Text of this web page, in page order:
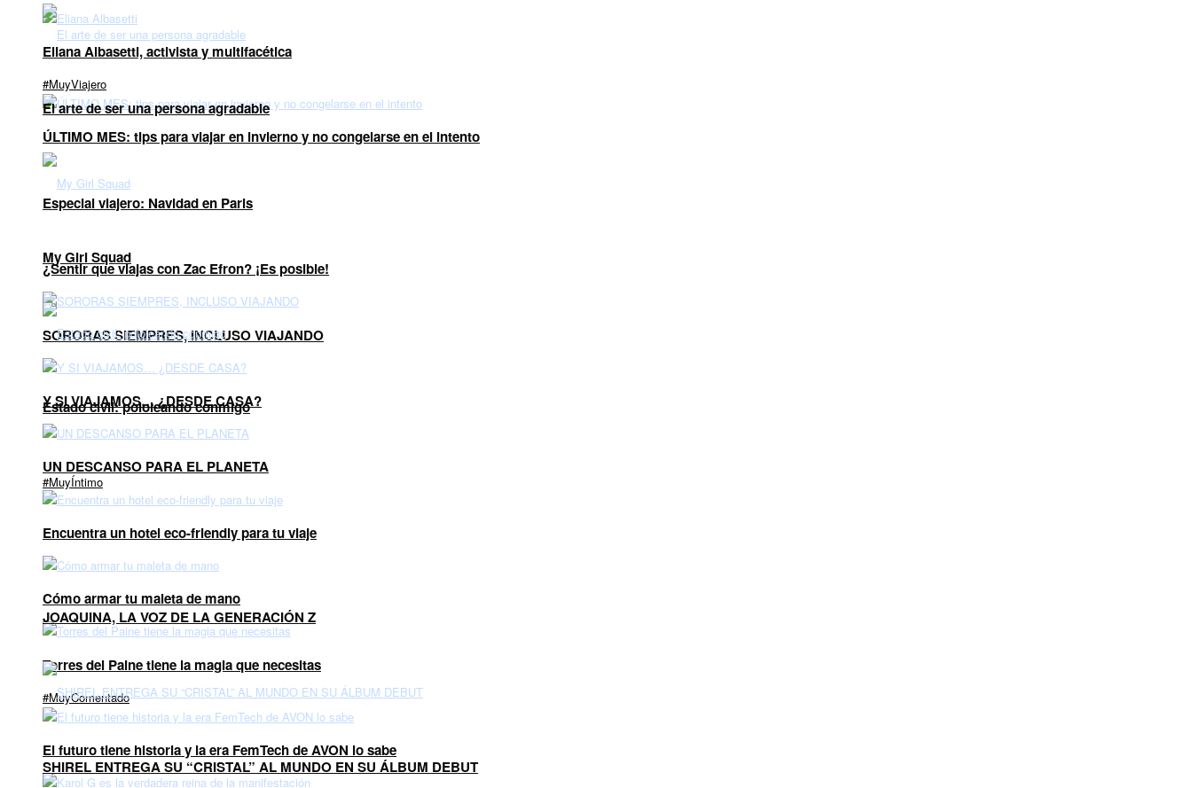
Eliana Albasetti, activista y multifacética
#MuyViajero
ÚLTIMO MES: tips para viajar en invierno y no congelarse en el intento
Especial viajero: Navidad en Paris
¿Sentir que viajas con Zac Efron? ¡Es posible!
SORORAS SIEMPRES, INCLUSO VIAJANDO
Y SI VIAJAMOS… ¿DESDE CASA?
UN DESCANSO PARA EL PLANETA
Encuentra un hotel eco-friendly para tu viaje
Cómo armar tu maleta de mano
Torres del Paine tiene la magia que necesitas
#MuyComentado
El futuro tiene historia y la era FemTech de AVON lo sabe
El arte de ser una persona agradable
My Girl Squad
Estado civil: pololeando conmigo
#MuyÍntimo
JOAQUINA, LA VOZ DE LA GENERACIÓN Z
SHIREL ENTREGA SU “CRISTAL” AL MUNDO EN SU ÁLBUM DEBUT